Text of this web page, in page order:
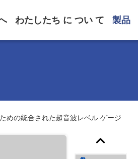
わたしたち に つい て 製品
めの統合された超音波レベル ゲージ